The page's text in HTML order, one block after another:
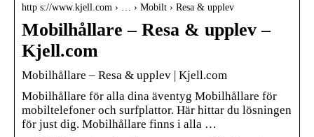
http s://www.kjell.com › … › Mobilt › Resa & upplev
Mobilhållare – Resa & upplev –
Kjell.com
Mobilhållare – Resa & upplev | Kjell.com
Mobilhållare för alla dina äventyg Mobilhållare för
mobiltelefoner och surfplattor. Här hittar du lösningen
för just dig. Mobilhållare finns i alla …